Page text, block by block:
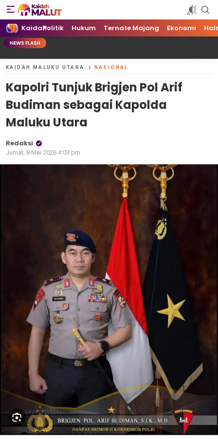
Kaidah Maluku Utara
Kaidah Maluku Utara
KaidahPolitik Hukum Ternate Majang Ekonomi
NEWS FLASH
KAIDAH MALUKU UTARA NASIONAL
Kapolri Tunjuk Brigjen Pol Arif
Budiman sebagai Kapolda
Maluku Utara
Redaksi
Jumat, 8 Mei 2026 4:03 pm